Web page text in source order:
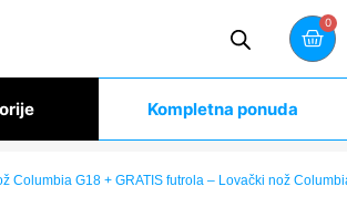
0
Kompletna ponuda
Columbia G18 + GRATIS futrola – Lovački nož